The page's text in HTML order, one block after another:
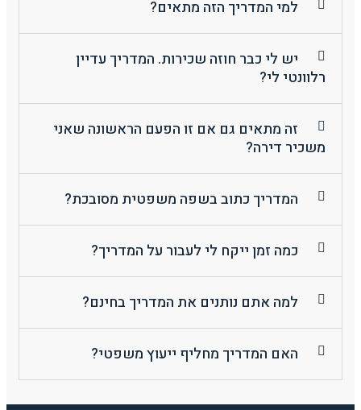
למי המדריך הזה מתאים?
יש לי כבר חוזה שכירות. המדריך עדיין
רלוונטי לי?
זה מתאים גם אם זו הפעם הראשונה שאני
משכיר דירה?
המדריך כתוב בשפה משפטית מסובכת?
כמה זמן ייקח לי לעבור על המדריך?
למה אתם נותנים את המדריך בחינם?
האם המדריך מחליף ייעוץ משפטי?